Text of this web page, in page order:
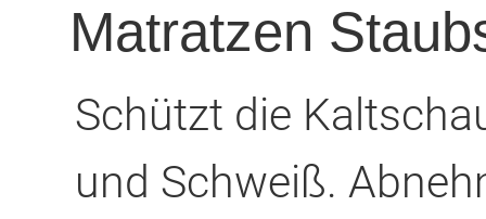
Matratzen
Schützt die
und Schweiß.